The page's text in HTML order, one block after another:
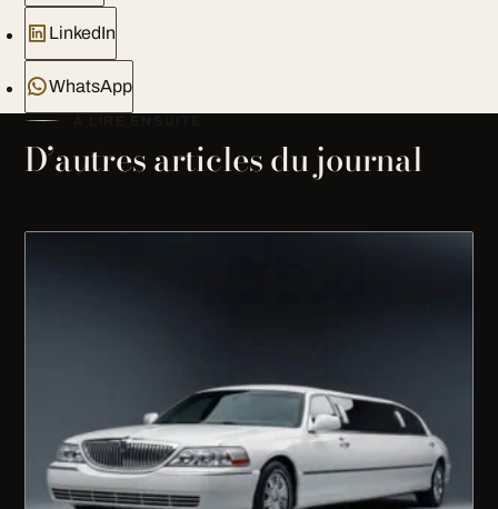
LinkedIn
WhatsApp
D’autres articles du journal